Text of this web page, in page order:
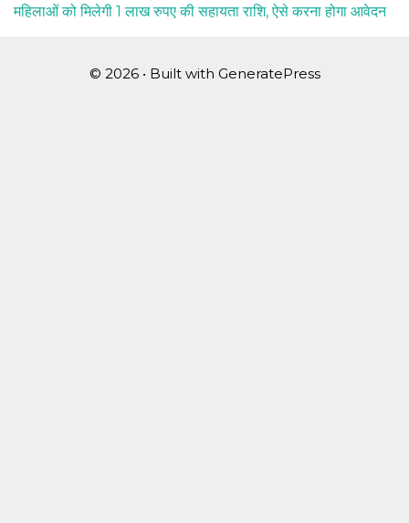
महिलाओं को मिलेगी 1 लाख रुपए की सहायता राशि, ऐसे करना होगा आवेदन
© 2026 • Built with GeneratePress